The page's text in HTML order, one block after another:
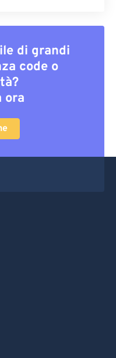
di grandi
code o
ora